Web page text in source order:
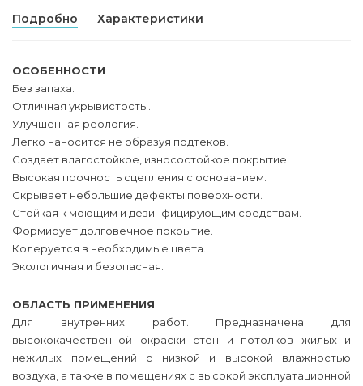
Подробно Характеристики
ОСОБЕННОСТИ
Без запаха.
Отличная укрывистость..
Улучшенная реология.
Легко наносится не образуя подтеков.
Создает влагостойкое, износостойкое покрытие.
Высокая прочность сцепления с основанием.
Скрывает небольшие дефекты поверхности.
Стойкая к моющим и дезинфицирующим средствам.
Формирует долговечное покрытие.
Колеруется в необходимые цвета.
Экологичная и безопасная.
ОБЛАСТЬ ПРИМЕНЕНИЯ
Для внутренних работ. Предназначена для
высококачественной окраски стен и потолков жилых и
нежилых помещений с низкой и высокой влажностью
воздуха, а также в помещениях с высокой эксплуатационной